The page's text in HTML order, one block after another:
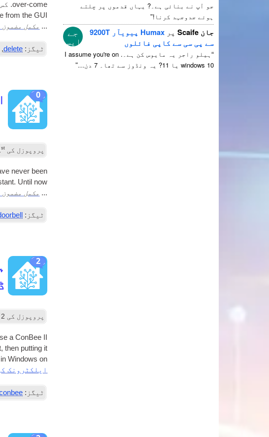
over-come
.
from the GUI
... مکمل مضمون
ٹیگز: delete
,
0
پروپوزل کی st
nev­er been
. Until now…
... مکمل مضمون
ٹیگز:
2
پروپوزل کی 2
a Con­Bee II
,then put­ting it
Win­dows on
ایلکٹرونک
ٹیگز:
جو آپ نے بنائی ہے۔? یہاں قدموں پر چلتے
ہوئے جدوجہد کرنا!”
جے
ایس
جان Scaife پر
Humax پیویآر 9200T
سے پی سی سے کاپی فائلوں
“ ہیلو راجر یہ مایوس کن ہے۔. I assume you're on
windows 10 یا 11? یہ ونڈوز سے تھا۔ 7 دن… ”